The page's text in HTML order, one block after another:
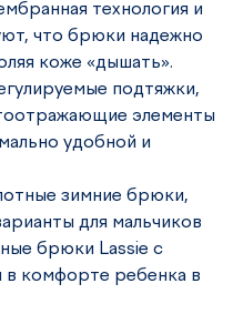
технология и
что брюки надежно
коже «дышать».
подтяжки,
элементы
удобной и
зимние брюки,
для мальчиков
брюки Lassie с
в комфорте ребенка в